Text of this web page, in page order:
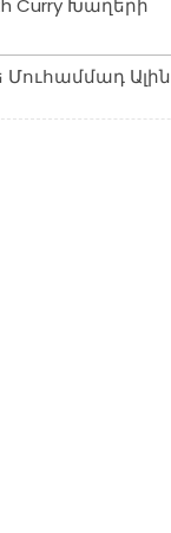
Curry Խաղերի
Ալին